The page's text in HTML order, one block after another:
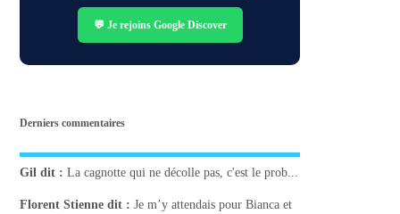
💬 Je rejoins Google Discover
Derniers commentaires
Gil dit : La cagnotte qui ne décolle pas, c'est le prob...
Florent Stienne dit : Je m’y attendais pour Bianca et